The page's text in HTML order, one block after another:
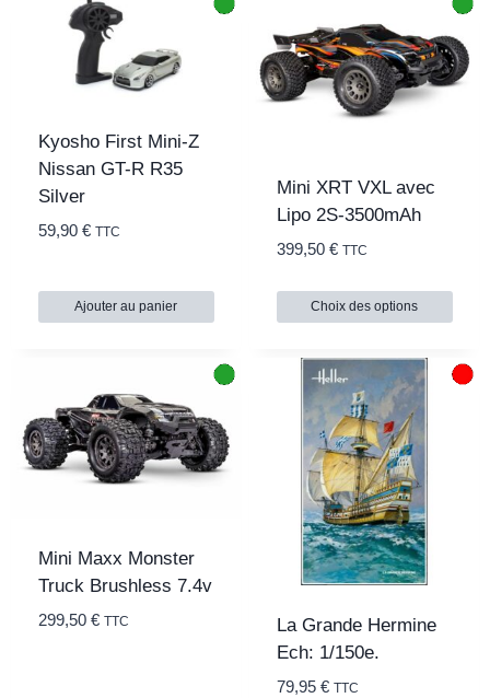
Kyosho First Mini-Z
Nissan GT-R R35
Silver
59,90 € TTC
Ajouter au panier
Mini XRT VXL avec
Lipo 2S-3500mAh
399,50 € TTC
Choix des options
Mini Maxx Monster
Truck Brushless 7.4v
299,50 € TTC
La Grande Hermine
Ech: 1/150e.
79,95 € TTC